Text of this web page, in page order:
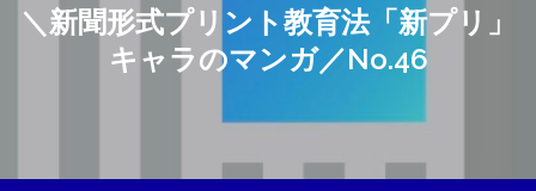
＼新聞形式プリント教育法「新プリ」
キャラのマンガ／No.46